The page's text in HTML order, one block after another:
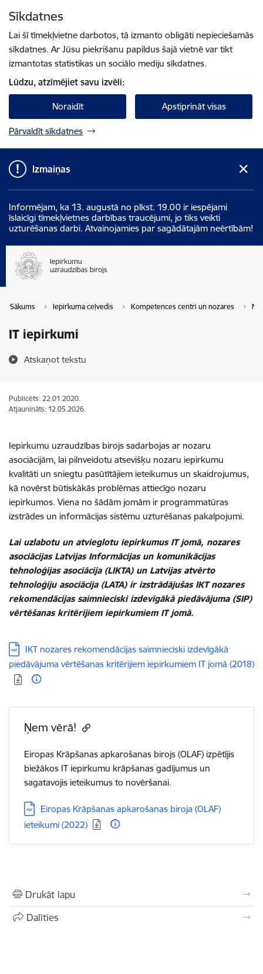
Sīkdatnes
Lai šī tīmekļvietne darbotos, tā izmanto obligāti nepieciešamās
sīkdatnes. Ar Jūsu piekrišanu papildus šajā vietnē var tikt
izmantotas statistikas un sociālo mediju sīkdatnes.
Lūdzu, atzīmējiet savu izvēli:
Noraidīt Apstiprināt visas
Pārvaldīt sīkdatnes
Izmaiņas
Informējam, ka 13. augustā no plkst. 19.00 ir iespējami
īslaicīgi tīmekļvietnes darbības traucējumi, jo tiks veikti
uzturēšanas darbi. Atvainojamies par sagādātajām neērtībām!
Sākums Iepirkuma ceļvedis Kompetences centri un nozares
IT iepirkumi
Atskaņot tekstu
Publicēts: 22.01.2020.
Atjaunināts: 12.05.2026.
Iepirkumu uzraudzības birojs sadarbojas ar nozaru
asociācijām, lai pilnveidotu atsevišķu nozaru iepirkumu
kvalitāti un sniegtu pasūtītājiem ieteikumus un skaidrojumus,
kā novērst būtiskākās problēmas attiecīgo nozaru
iepirkumos. Viena no šādām jomām ir programmatūras
izstrādes un informācijas sistēmu uzturēšanas pakalpojumi.
Lai uzlabotu un atvieglotu iepirkumus IT jomā, nozares
asociācijas Latvijas Informācijas un komunikācijas
tehnoloģijas asociācija (LIKTA) un Latvijas atvērto
tehnoloģiju asociācija (LATA) ir izstrādājušas IKT nozares
rekomendācijas saimnieciski izdevīgākā piedāvājuma (SIP)
vērtēšanas kritērijiem iepirkumiem IT jomā.
Lejupielādēt:
IKT nozares rekomendācijas saimnieciski izdevīgākā
piedāvājuma vērtēšanas kritērijiem iepirkumiem IT jomā (2018)
Ņem vērā!
Eiropas Krāpšanas apkarošanas birojs (OLAF) izpētījis
biežākos IT iepirkumu krāpšanas gadījumus un
sagatavojis ieteikumus to novēršanai.
Lejupielādēt:
Eiropas Krāpšanas apkarošanas biroja (OLAF)
ieteikumi (2022)
Drukāt lapu
Dalīties